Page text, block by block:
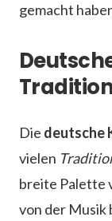
gemacht
Die deutsche
vielen
breite Palette
von der Musik